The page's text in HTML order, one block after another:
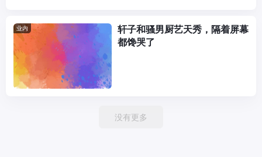
业内
轩子和骚男厨艺天秀，隔着屏幕
都馋哭了
没有更多